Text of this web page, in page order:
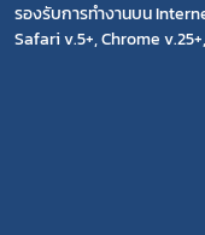
รองรับการทำงานบน
Safari v.5+, Chrome